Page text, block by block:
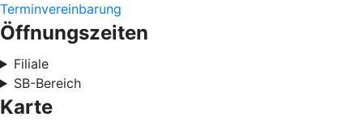
Terminvereinbarung
Öffnungszeiten
Filiale
SB-Bereich
Karte